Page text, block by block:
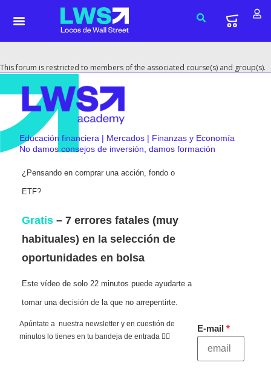
This forum is restricted to members of the associated course(s) and group(s).
Educación financiera | Mercados | Finanzas y Economía
No damos consejos de inversión, damos formación
¿Pensando en comprar una acción, fondo o
ETF?
Gratis – 7 errores fatales (muy
habituales) en la selección de
oportunidades en bolsa
Este vídeo de solo 22 minutos puede ayudarte a
tomar una decisión de la que no arrepentirte.
Apúntate a nuestra newsletter y en cuestión de
minutos lo tienes en tu bandeja de entrada 👇🏻
E-mail